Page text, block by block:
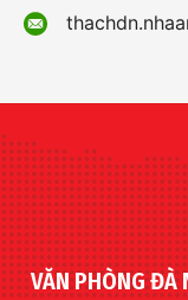
VĂN PHÒNG ĐÀ